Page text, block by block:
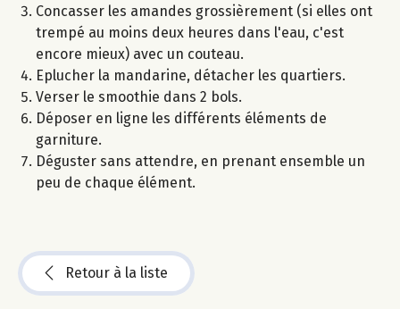
Concasser les amandes grossièrement (si elles ont
trempé au moins deux heures dans l'eau, c'est
encore mieux) avec un couteau.
Eplucher la mandarine, détacher les quartiers.
Verser le smoothie dans 2 bols.
Déposer en ligne les différents éléments de
garniture.
Déguster sans attendre, en prenant ensemble un
peu de chaque élément.
Retour à la liste